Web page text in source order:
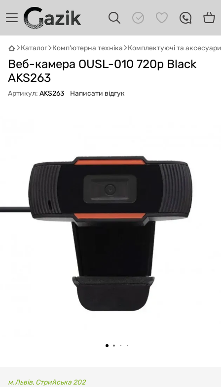
Каталог Комп'ютерна техніка Комплектуючі та аксесуари
Веб-камера OUSL-010 720p Black
AKS263
Артикул: AKS263 Написати відгук
м.Львів, Стрийська 202
Онлайн · пошук техніки
Привіт! 👋 Я Gazik AI — допоможу